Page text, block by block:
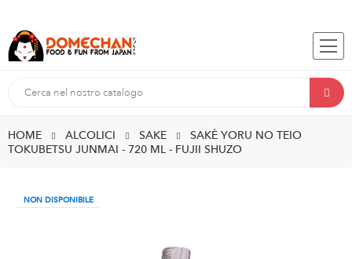
HOME ALCOLICI SAKE
SAKÈ YORU NO TEIO
TOKUBETSU JUNMAI - 720 ML - FUJII SHUZO
NON DISPONIBILE